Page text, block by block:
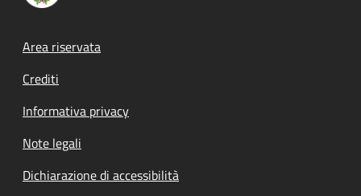
Footer menu
Area riservata
Crediti
Informativa privacy
Note legali
Dichiarazione di accessibilità